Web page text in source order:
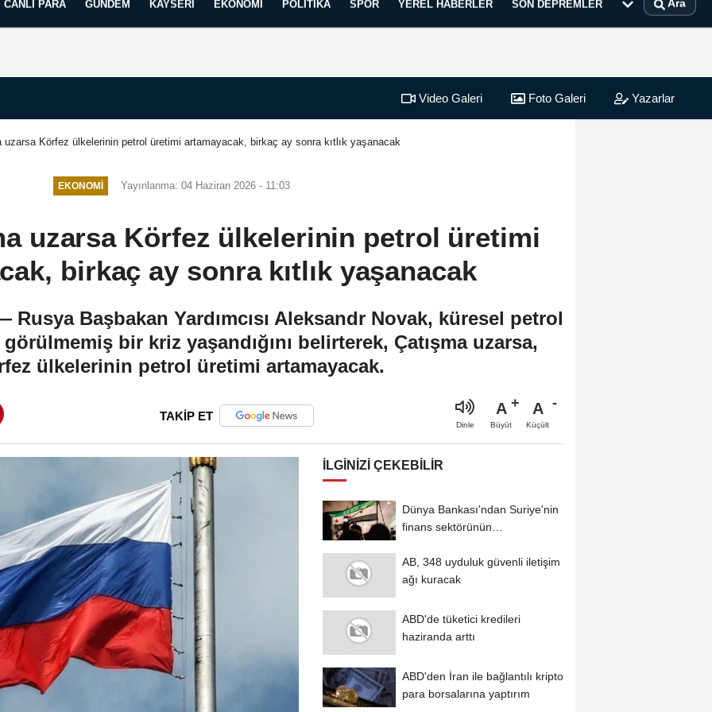
CANLI PARA GÜNDEM KAYSERI EKONOMI POLITIKA SPOR YEREL HABERLER SON DEPREMLER Ara
Video Galeri Foto Galeri Yazarlar
uzarsa Körfez ülkelerinin petrol üretimi artamayacak, birkaç ay sonra kıtlık yaşanacak
EKONOMI Yayınlanma: 04 Haziran 2026 - 11:03
uzarsa Körfez ülkelerinin petrol üretimi
birkaç ay sonra kıtlık yaşanacak
Başbakan Yardımcısı Aleksandr Novak, küresel petrol
bir kriz yaşandığını belirterek, Çatışma uzarsa,
ülkelerinin petrol üretimi artamayacak.
TAKİP ET
Dinle
A
Büyüt
A
Küçült
İLGINIZI ÇEKEBILIR
Dünya Bankası'ndan Suriye'nin
finans sektörünün
AB, 348 uyduluk güvenli iletişim
ağı kuracak
ABD'de tüketici kredileri
haziranda arttı
ABD'den İran ile bağlantılı kripto
para borsalarına yaptırım